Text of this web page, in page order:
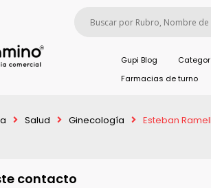
Gupi Blog
Farmacias de turno
Salud Ginecología Esteban
contacto